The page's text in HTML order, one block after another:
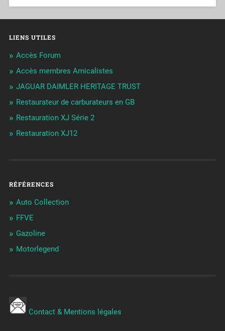
LIENS UTILES
Accès Forum
Accès membres Amicalistes
JAGUAR DAIMLER HERITAGE TRUST
Restaurateur de carburateurs en GB
Restauration XJ Série 2
Restauration XJ12
RÉFÉRENCES
Auto Collection
FFVE
Gazoline
Motorlegend
Contact & Mentions légales